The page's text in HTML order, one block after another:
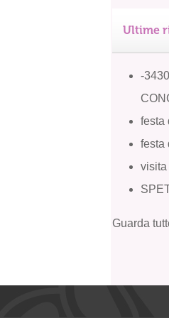
Ultime
-
festa
festa
Guarda